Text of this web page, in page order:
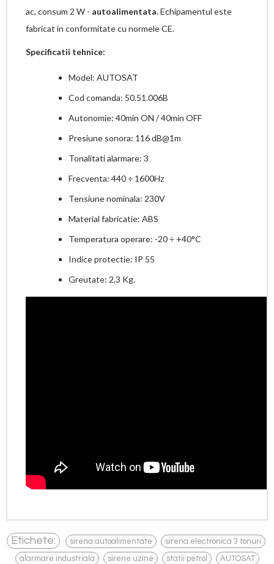
ac, consum 2 W - autoalimentata.Echipamentul este
fabricat in conformitate cu normele CE.
Specificatii tehnice:
Model: AUTOSAT
Cod comanda: 50.51.006B
Autonomie: 40min ON / 40min OFF
Presiune sonora: 116 dB@1m
Tonalitati alarmare: 3
Frecventa: 440 ÷ 1600Hz
Tensiune nominala: 230V
Material fabricatie: ABS
Temperatura operare: -20 ÷ +40°C
Indice protectie: IP 55
Greutate: 2,3 Kg.
Etichete: sirena autoalimentate sirena electronica 3 tonuri
alarmare industriala , sirene uzine , statii petrol , AUTOSAT